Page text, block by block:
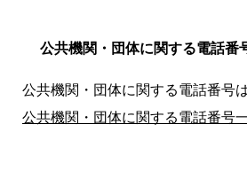
公共機関・団体に関する電話番
公共機関・団体に関する電話番号
公共機関・団体に関する電話番号